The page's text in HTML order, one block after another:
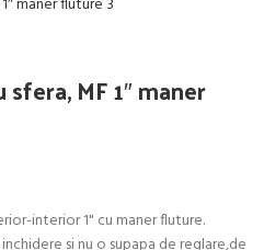
MF 1″ maner
interior 1" cu maner fluture.